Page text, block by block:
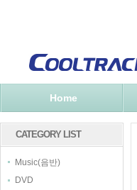
Home
CATEGORY LIST
Music(음반)
DVD